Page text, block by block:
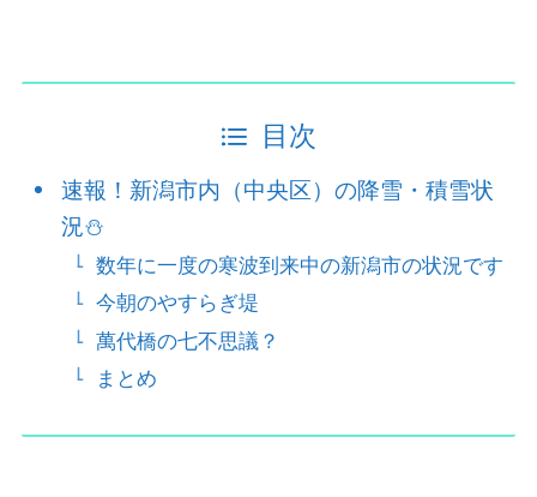
目次
速報！新潟市内（中央区）の降雪・積雪状
況⛄
数年に一度の寒波到来中の新潟市の状況です
今朝のやすらぎ堤
萬代橋の七不思議？
まとめ